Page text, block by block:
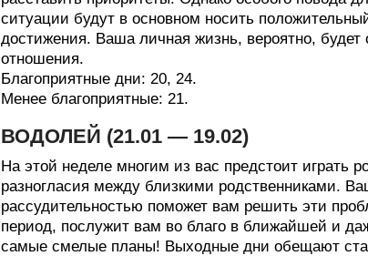
ситуации будут в основном носить
достижения. Ваша личная жизнь, вероятно,
отношения.
Благоприятные дни: 20, 24.
Менее благоприятные: 21.
ВОДОЛЕЙ (21.01 — 19.02)
На этой неделе многим из вас предстоит играть
разногласия между близкими родственниками.
рассудительностью поможет вам решить эти
период, послужит вам во благо в ближайшей и
самые смелые планы! Выходные дни обещают